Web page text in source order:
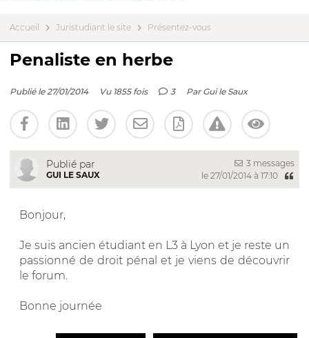
Accueil Juristudiant le site Présentez-vous
Penaliste en herbe
Publié le 27/01/2014 Vu 1855 fois 3 Par Gui le Saux
Publié par
GUI LE SAUX
3 messages
le 27/01/2014 à 17:10
Bonjour,
Je suis ancien étudiant en L3 à Lyon et je reste un
passionné de droit pénal et je viens de découvrir
le forum.
Bonne journée